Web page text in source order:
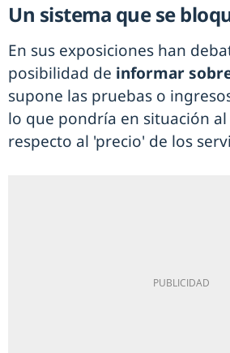
Un sistema que se
En sus exposiciones han
posibilidad de informar
supone las pruebas o
lo que pondría en situación
respecto al 'precio' de los